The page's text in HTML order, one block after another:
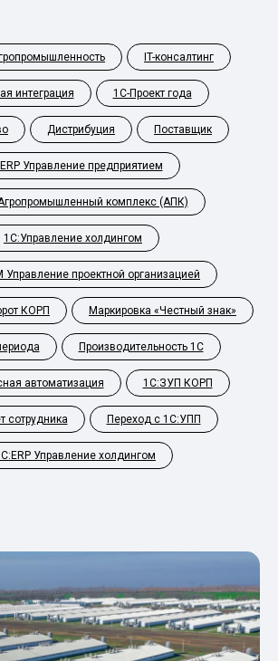
IT-консалтинг
интеграция 1С-Проект года
Дистрибуция Поставщик
Управление предприятием
комплекс (АПК)
1С:Управление холдингом
Управление проектной организацией
КОРП Маркировка «Честный знак»
Производительность 1С
автоматизация 1С:ЗУП КОРП
сотрудника Переход с 1С:УПП
Управление холдингом